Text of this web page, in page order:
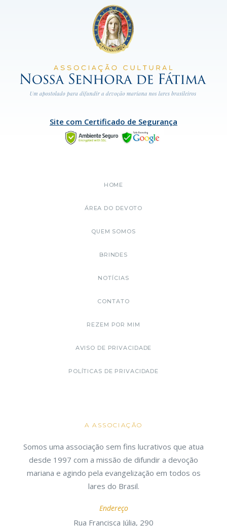
Site com Certificado de Segurança
HOME
ÁREA DO DEVOTO
QUEM SOMOS
BRINDES
NOTÍCIAS
CONTATO
REZEM POR MIM
AVISO DE PRIVACIDADE
POLÍTICAS DE PRIVACIDADE
A ASSOCIAÇÃO
Somos uma associação sem fins lucrativos que atua
desde 1997 com a missão de difundir a devoção
mariana e agindo pela evangelização em todos os
lares do Brasil.
Endereço
Rua Francisca Júlia, 290